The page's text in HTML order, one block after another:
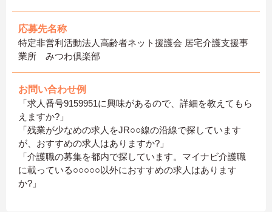
応募先名称
特定非営利活動法人高齢者ネット援護会 居宅介護支援事
業所 みつわ倶楽部
お問い合わせ例
「求人番号9159951に興味があるので、詳細を教えてもら
えますか?」
「残業が少なめの求人をJR○○線の沿線で探しています
が、おすすめの求人はありますか?」
「介護職の募集を都内で探しています。マイナビ介護職
に載っている○○○○○以外におすすめの求人はあります
か?」